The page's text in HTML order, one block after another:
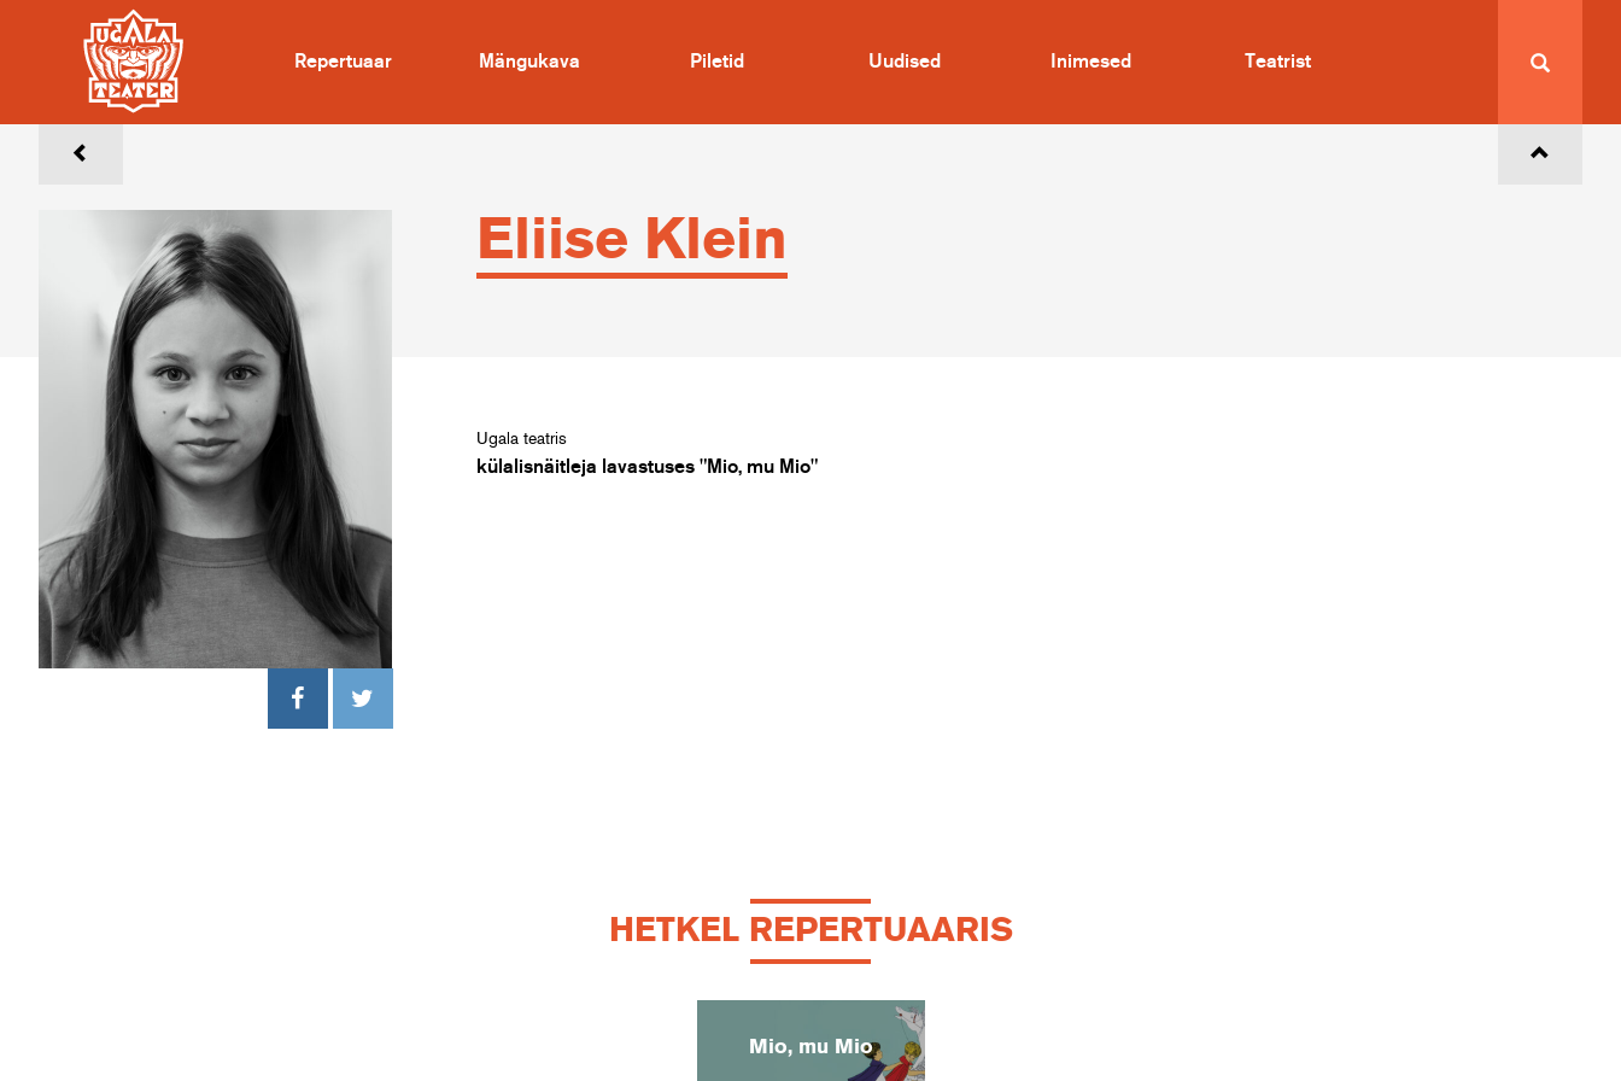
Repertuaar Mängukava Piletid Uudised Inimesed Teatrist
Eliise Klein
Ugala teatris
külalisnäitleja lavastuses "Mio, mu Mio"
HETKEL REPERTUAARIS
Mio, mu Mio